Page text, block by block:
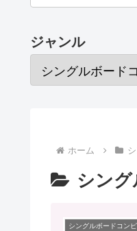
ジャンル
ホーム
シン
シングルボードコン